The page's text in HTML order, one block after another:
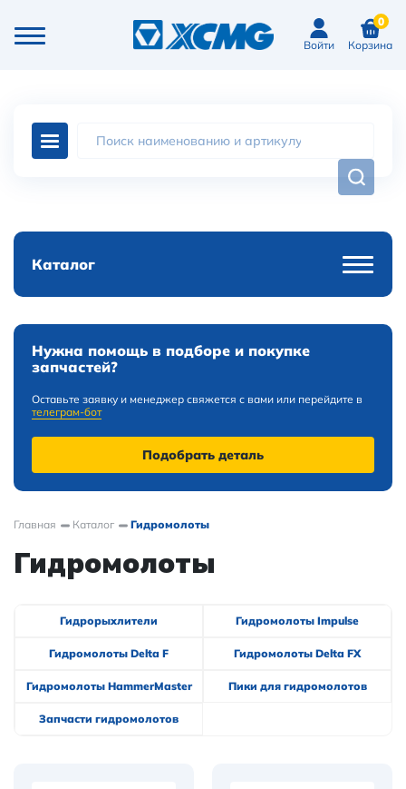
Войти Корзина
0
Каталог
Нужна помощь в подборе и покупке
запчастей?
Оставьте заявку и менеджер свяжется с вами или перейдите в
телеграм-бот
Подобрать деталь
Главная Каталог Гидромолоты
Гидромолоты
Гидрорыхлители Гидромолоты Impulse
Гидромолоты Delta F Гидромолоты Delta FX
Гидромолоты HammerMaster Пики для гидромолотов
Запчасти гидромолотов